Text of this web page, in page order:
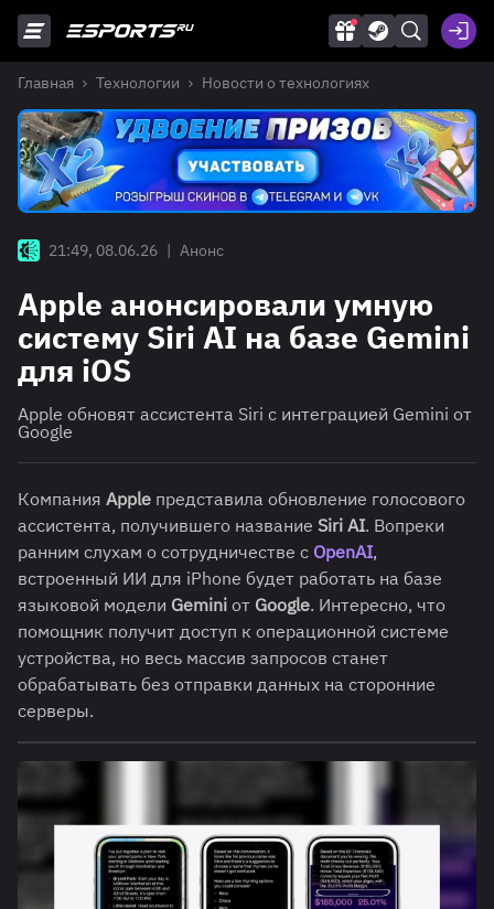
Главная Технологии Новости о технологиях
21:49, 08.06.26 | Анонс
Apple анонсировали умную
систему Siri AI на базе Gemini
для iOS
Apple обновят ассистента Siri с интеграцией Gemini от
Google
Компания Apple представила обновление голосового
ассистента, получившего название Siri AI. Вопреки
ранним слухам о сотрудничестве с OpenAI,
встроенный ИИ для iPhone будет работать на базе
языковой модели Gemini от Google. Интересно, что
помощник получит доступ к операционной системе
устройства, но весь массив запросов станет
обрабатывать без отправки данных на сторонние
серверы.